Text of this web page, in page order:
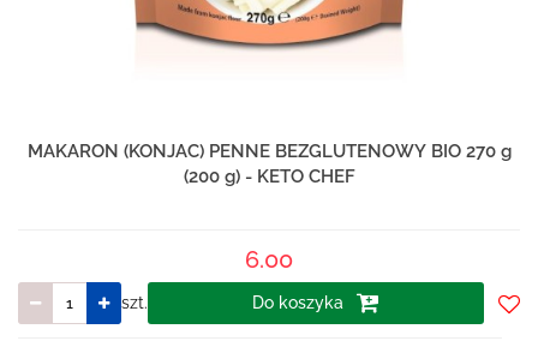
MAKARON (KONJAC) PENNE BEZGLUTENOWY BIO 270 g
(200 g) - KETO CHEF
6.00
szt. Do koszyka